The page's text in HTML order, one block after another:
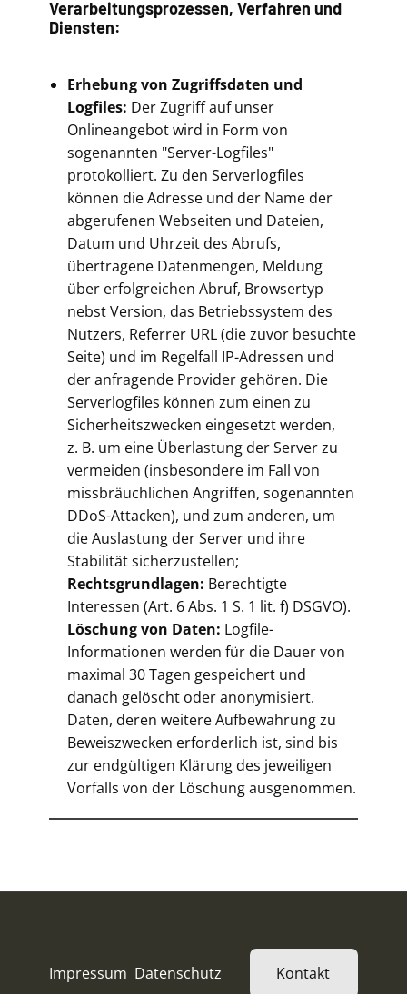
Verarbeitungsprozessen, Verfahren und
Diensten:
Erhebung von Zugriffsdaten und
Logfiles: Der Zugriff auf unser
Onlineangebot wird in Form von
sogenannten "Server-Logfiles"
protokolliert. Zu den Serverlogfiles
können die Adresse und der Name der
abgerufenen Webseiten und Dateien,
Datum und Uhrzeit des Abrufs,
übertragene Datenmengen, Meldung
über erfolgreichen Abruf, Browsertyp
nebst Version, das Betriebssystem des
Nutzers, Referrer URL (die zuvor besuchte
Seite) und im Regelfall IP-Adressen und
der anfragende Provider gehören. Die
Serverlogfiles können zum einen zu
Sicherheitszwecken eingesetzt werden,
z. B. um eine Überlastung der Server zu
vermeiden (insbesondere im Fall von
missbräuchlichen Angriffen, sogenannten
DDoS-Attacken), und zum anderen, um
die Auslastung der Server und ihre
Stabilität sicherzustellen;
Rechtsgrundlagen: Berechtigte
Interessen (Art. 6 Abs. 1 S. 1 lit. f) DSGVO).
Löschung von Daten: Logfile-
Informationen werden für die Dauer von
maximal 30 Tagen gespeichert und
danach gelöscht oder anonymisiert.
Daten, deren weitere Aufbewahrung zu
Beweiszwecken erforderlich ist, sind bis
zur endgültigen Klärung des jeweiligen
Vorfalls von der Löschung ausgenommen.
Impressum Datenschutz Kontakt